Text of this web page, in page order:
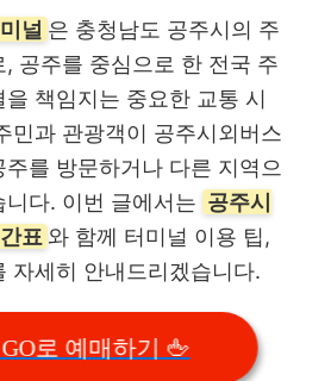
널 은 충청남도 공주시의 주
, 공주를 중심으로 한 전국 주
을 책임지는 중요한 교통 시
민과 관광객이 공주시외버스
를 방문하거나 다른 지역으
니다. 이번 글에서는 공주시
표 와 함께 터미널 이용 팁,
자세히 안내드리겠습니다.
GO로 예매하기 🖕